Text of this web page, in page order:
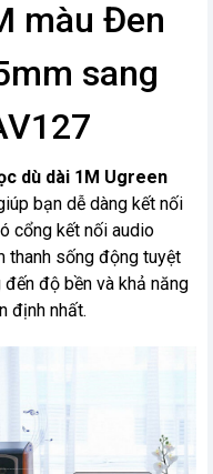
màu Đen
sang
dù dài 1M Ugreen
bạn dễ dàng kết nối
cổng kết nối audio
thanh sống động tuyệt
độ bền và khả năng
định nhất.